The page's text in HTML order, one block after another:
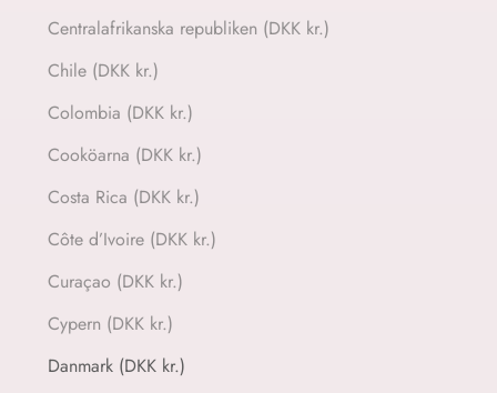
Centralafrikanska republiken (DKK kr.)
Chile (DKK kr.)
Colombia (DKK kr.)
Cooköarna (DKK kr.)
Costa Rica (DKK kr.)
Côte d’Ivoire (DKK kr.)
Curaçao (DKK kr.)
Cypern (DKK kr.)
Danmark (DKK kr.)